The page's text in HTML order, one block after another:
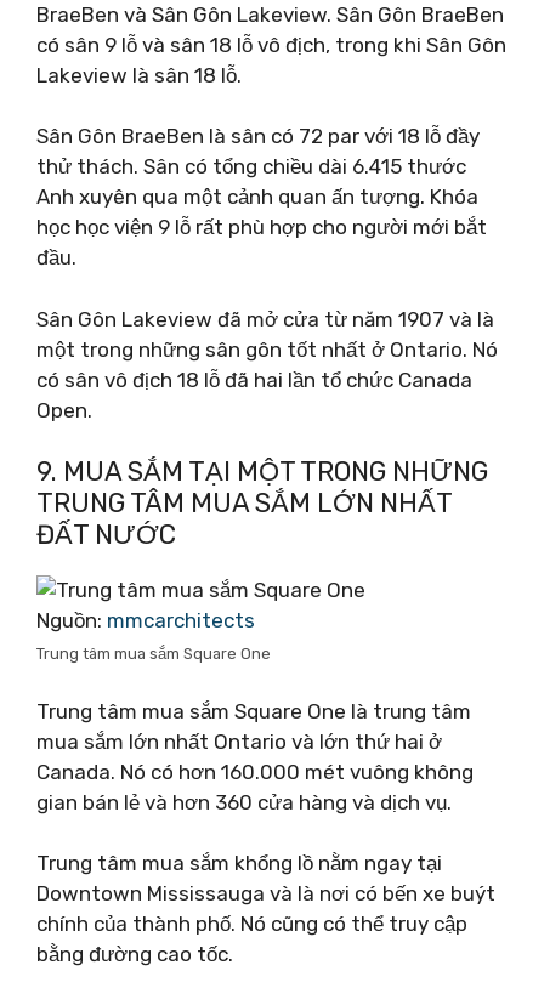
BraeBen và Sân Gôn Lakeview. Sân Gôn BraeBen
có sân 9 lỗ và sân 18 lỗ vô địch, trong khi Sân Gôn
Lakeview là sân 18 lỗ.
Sân Gôn BraeBen là sân có 72 par với 18 lỗ đầy
thử thách. Sân có tổng chiều dài 6.415 thước
Anh xuyên qua một cảnh quan ấn tượng. Khóa
học học viện 9 lỗ rất phù hợp cho người mới bắt
đầu.
Sân Gôn Lakeview đã mở cửa từ năm 1907 và là
một trong những sân gôn tốt nhất ở Ontario. Nó
có sân vô địch 18 lỗ đã hai lần tổ chức Canada
Open.
9. MUA SẮM TẠI MỘT TRONG NHỮNG
TRUNG TÂM MUA SẮM LỚN NHẤT
ĐẤT NƯỚC
Nguồn: mmcarchitects
Trung tâm mua sắm Square One
Trung tâm mua sắm Square One là trung tâm
mua sắm lớn nhất Ontario và lớn thứ hai ở
Canada. Nó có hơn 160.000 mét vuông không
gian bán lẻ và hơn 360 cửa hàng và dịch vụ.
Trung tâm mua sắm khổng lồ nằm ngay tại
Downtown Mississauga và là nơi có bến xe buýt
chính của thành phố. Nó cũng có thể truy cập
bằng đường cao tốc.